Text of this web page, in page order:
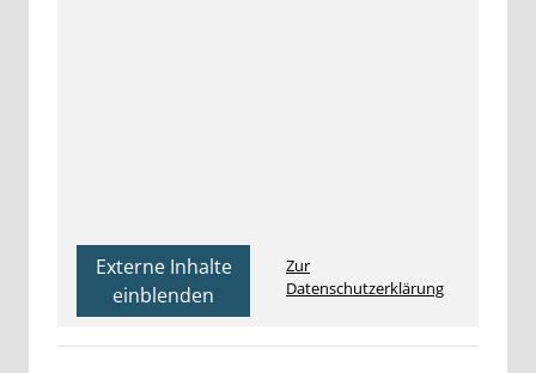
Externe Inhalte
einblenden
Zur
Datenschutzerklärung